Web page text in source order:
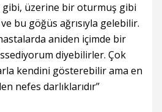
gibi, üzerine bir oturmuş gibi
bu göğüs ağrısıyla gelebilir.
aniden içimde bir
diyebilirler. Çok
kendini gösterebilir ama en
nefes darlıklarıdır”